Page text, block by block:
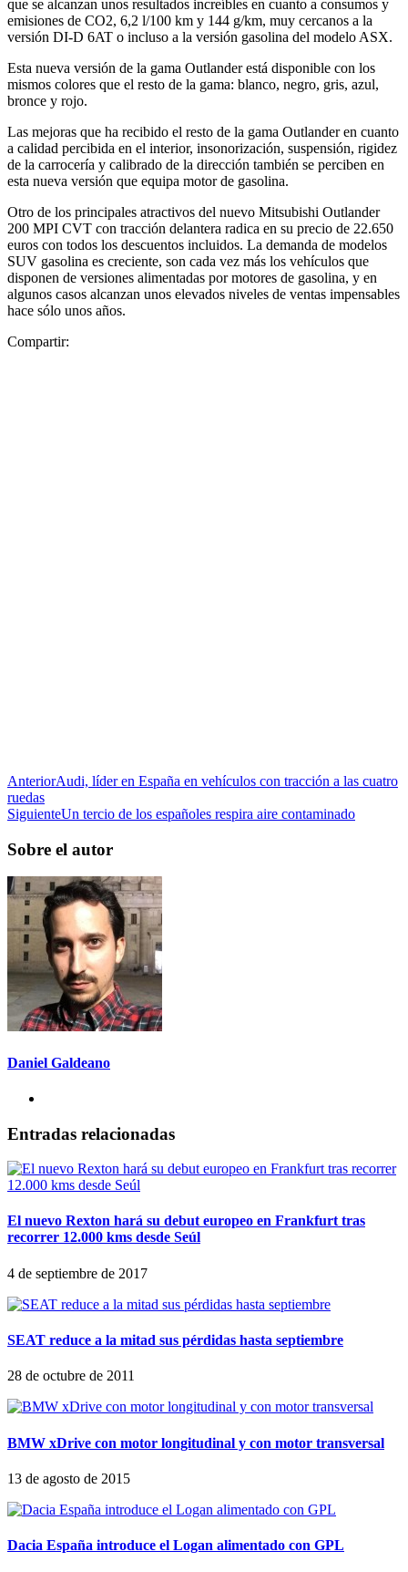
que se alcanzan unos resultados increíbles en cuanto a consumos y
emisiones de CO2, 6,2 l/100 km y 144 g/km, muy cercanos a la
versión DI-D 6AT o incluso a la versión gasolina del modelo ASX.
Esta nueva versión de la gama Outlander está disponible con los
mismos colores que el resto de la gama: blanco, negro, gris, azul,
bronce y rojo.
Las mejoras que ha recibido el resto de la gama Outlander en cuanto
a calidad percibida en el interior, insonorización, suspensión, rigidez
de la carrocería y calibrado de la dirección también se perciben en
esta nueva versión que equipa motor de gasolina.
Otro de los principales atractivos del nuevo Mitsubishi Outlander
200 MPI CVT con tracción delantera radica en su precio de 22.650
euros con todos los descuentos incluidos. La demanda de modelos
SUV gasolina es creciente, son cada vez más los vehículos que
disponen de versiones alimentadas por motores de gasolina, y en
algunos casos alcanzan unos elevados niveles de ventas impensables
hace sólo unos años.
Compartir:
AnteriorAudi, líder en España en vehículos con tracción a las cuatro
ruedas
SiguienteUn tercio de los españoles respira aire contaminado
Sobre el autor
Daniel Galdeano
Entradas relacionadas
El nuevo Rexton hará su debut europeo en Frankfurt tras
recorrer 12.000 kms desde Seúl
4 de septiembre de 2017
SEAT reduce a la mitad sus pérdidas hasta septiembre
28 de octubre de 2011
BMW xDrive con motor longitudinal y con motor transversal
13 de agosto de 2015
Dacia España introduce el Logan alimentado con GPL